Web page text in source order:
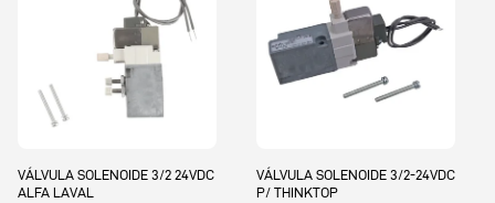
VÁLVULA SOLENOIDE 3/2 24VDC
ALFA LAVAL
VÁLVULA SOLENOIDE 3/2-24VDC
P/ THINKTOP